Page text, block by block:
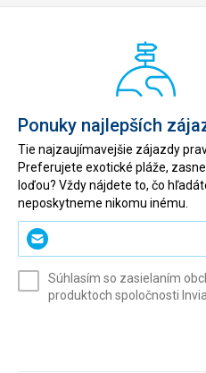
Ponuky najlepších
Tie najzaujímavejšie zájazdy
Preferujete exotické pláže,
loďou? Vždy nájdete to, čo
neposkytneme nikomu inému.
Zadajte
svoj
(povinné)
Súhlasím so zasielaním
produktoch spoločnosti